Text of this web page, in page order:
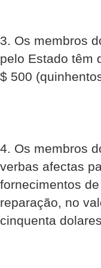
3. Os membros
pelo Estado têm
$ 500
4. Os membros
verbas afectas
fornecimentos
reparação, no
cinquenta